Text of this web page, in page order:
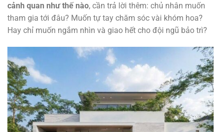
cảnh quan như thế nào, cần trả lời thêm: chủ nhân muốn
tham gia tới đâu? Muốn tự tay chăm sóc vài khóm hoa?
Hay chỉ muốn ngắm nhìn và giao hết cho đội ngũ bảo trì?